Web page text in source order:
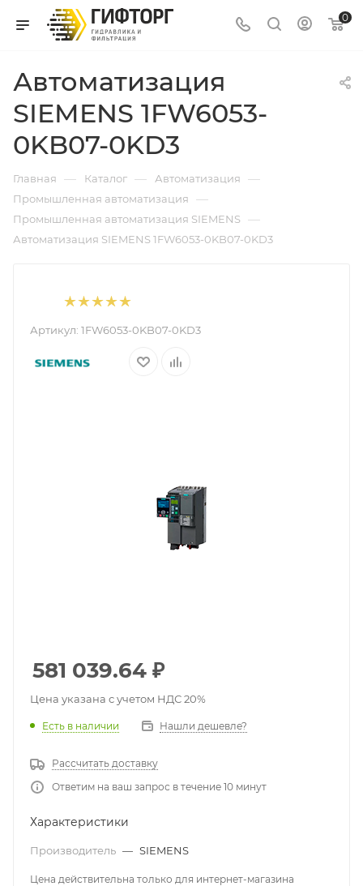
0
Автоматизация
SIEMENS 1FW6053-
0KB07-0KD3
Главная — Каталог — Автоматизация —
Промышленная автоматизация —
Промышленная автоматизация SIEMENS —
Автоматизация SIEMENS 1FW6053-0KB07-0KD3
Артикул: 1FW6053-0KB07-0KD3
581 039.64 ₽
Цена указана с учетом НДС 20%
Есть в наличии Нашли дешевле?
Рассчитать доставку
Ответим на ваш запрос в течение 10 минут
Характеристики
Производитель — SIEMENS
Цена действительна только для интернет-магазина